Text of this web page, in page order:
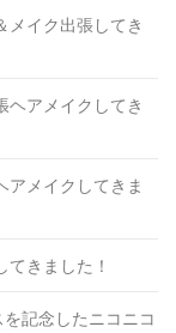
イク出張してき
ヘアメイクしてき
アメイクしてきま
きました！
記念したニコニコ